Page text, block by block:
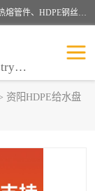
深圳市鑫润通管业有限公司专业生产批发：HDPE管材、热熔管件、HDPE钢丝骨架管、电熔管件、HDPE双壁波纹管、MPP电力管、井盖、PVC管材管件、PPR管材管件等；公司自创建以来，始终秉承“团结、务实、创新、守信”的服务宗旨，凭借专业的服务以及多年的勤奋拼搏，发展成为一家专业销售各种管材管件，绝缘电工套管及配件等系列产品的贸易公司。
Shenzhen Xinruntong Pipe Industry Co., Ltd
资阳HDPE给水盘
通讯管